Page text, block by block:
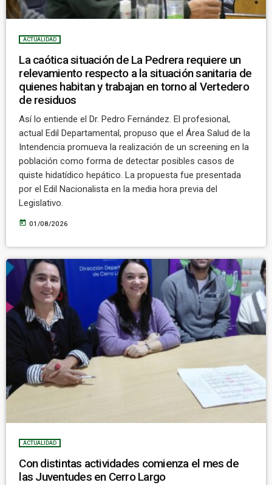
ACTUALIDAD
La caótica situación de La Pedrera requiere un
relevamiento respecto a la situación sanitaria de
quienes habitan y trabajan en torno al Vertedero
de residuos
Así lo entiende el Dr. Pedro Fernández. El profesional,
actual Edil Departamental, propuso que el Área Salud de la
Intendencia promueva la realización de un screening en la
población como forma de detectar posibles casos de
quiste hidatídico hepático. La propuesta fue presentada
por el Edil Nacionalista en la media hora previa del
Legislativo.
today 01/08/2026
ACTUALIDAD
Con distintas actividades comienza el mes de
las Juventudes en Cerro Largo